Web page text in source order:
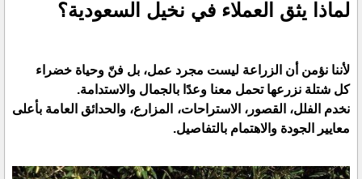
لماذا يثق العملاء في نخيل السعودية؟
لأننا نؤمن أن الزراعة ليست مجرد عمل، بل فنّ وحياة خضراء
كل شتلة نزرعها تحمل معنا وعدًا بالجمال والاستدامة.
نخدم الفلل، القصور، الاستراحات، المزارع، والحدائق العامة بأعلى
معايير الجودة والاهتمام بالتفاصيل.